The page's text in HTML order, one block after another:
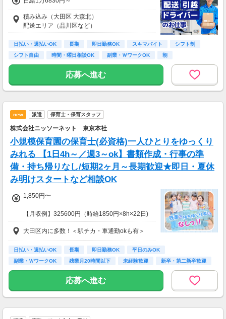
※上記は一例です。
積み込み（大田区 大森北）
配送エリア（品川区など）
日払い・週払いOK 長期 即日勤務OK スキマバイト
シフト制
シフト自由
時間・曜日相談OK 副業・ＷワークOK 朝
応募へ進む
new 派遣 保育士・保育スタッフ
株式会社ニッソーネット 東京本社
小規模保育園の保育士(必資格)一人ひとりをゆっくり
みれる 【1日4h～／週3～ok】書類作成・行事の準
備・持ち帰りなし/短期2ヶ月～長期歓迎★即日・夏休
み明けスタートなど相談OK
1,850円〜
【月収例】325600円（時給1850円×8h×22日)
7：00～19：00で1日4ｈ～、週3～5日(週20h
以上)
★シフト例：9-18時、7-11時、8-12時、9-16時
など
間など相談OK！
★短期2ヶ月～長期歓迎！
大田区内に多数！＜駅チカ・車通勤okも有＞
日払い・週払いOK 長期 即日勤務OK
平日のみOK
副業・ＷワークOK
残業月20時間以下 未経験歓迎
新卒・第二新卒歓迎
フリーター歓迎
応募へ進む